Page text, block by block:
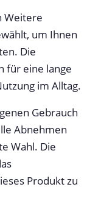
Weitere
um Ihnen
Die
für eine lange
im Alltag.
Gebrauch
Abnehmen
Wahl. Die
Produkt zu